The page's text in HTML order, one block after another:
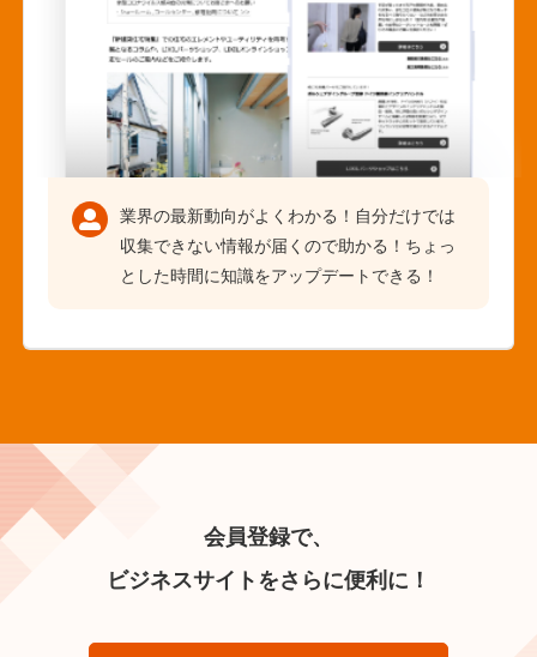
業界の最新動向がよくわかる！自分だけでは
収集できない情報が届くので助かる！ちょっ
とした時間に知識をアップデートできる！
会員登録で、
ビジネスサイトをさらに便利に！